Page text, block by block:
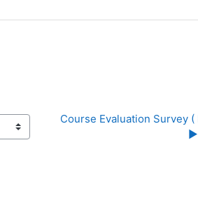
Course Evaluation Survey
▶︎